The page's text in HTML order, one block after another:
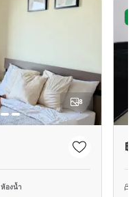
8
ห้องน้ำ
฿